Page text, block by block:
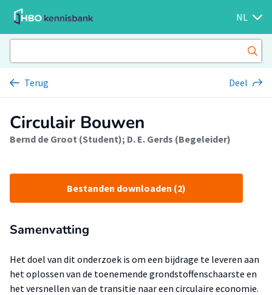
NL
Terug Deel
Circulair Bouwen
Bernd de Groot (Student); D. E. Gerds (Begeleider)
Bestanden downloaden (2)
Samenvatting
Het doel van dit onderzoek is om een bijdrage te leveren aan
het oplossen van de toenemende grondstoffenschaarste en
het versnellen van de transitie naar een circulaire economie.